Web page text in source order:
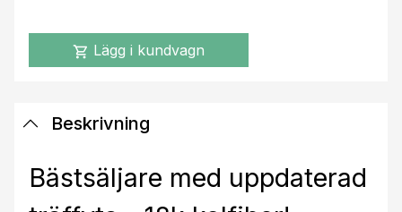
shopping_cart Lägg i kundvagn
Beskrivning
Bästsäljare med uppdaterad